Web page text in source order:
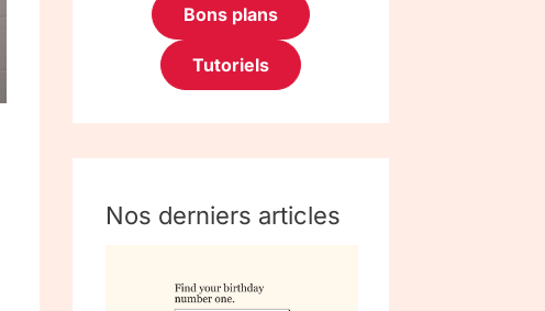
Bons plans
Tutoriels
Nos derniers articles